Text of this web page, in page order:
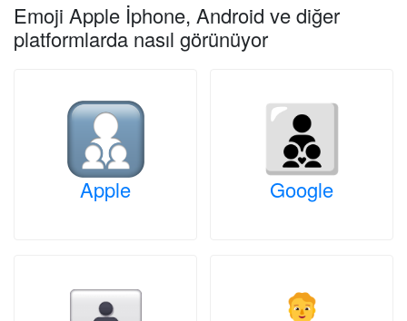
Emoji Apple İphone, Android ve diğer
platformlarda nasıl görünüyor
Apple Google